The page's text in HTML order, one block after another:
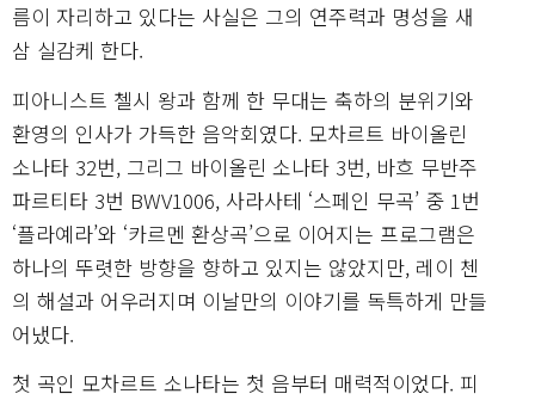
름이 자리하고 있다는 사실은 그의 연주력과 명성을 새
삼 실감케 한다.
피아니스트 첼시 왕과 함께 한 무대는 축하의 분위기와
환영의 인사가 가득한 음악회였다. 모차르트 바이올린
소나타 32번, 그리그 바이올린 소나타 3번, 바흐 무반주
파르티타 3번 BWV1006, 사라사테 ‘스페인 무곡’ 중 1번
‘플라예라’와 ‘카르멘 환상곡’으로 이어지는 프로그램은
하나의 뚜렷한 방향을 향하고 있지는 않았지만, 레이 첸
의 해설과 어우러지며 이날만의 이야기를 독특하게 만들
어냈다.
첫 곡인 모차르트 소나타는 첫 음부터 매력적이었다. 피